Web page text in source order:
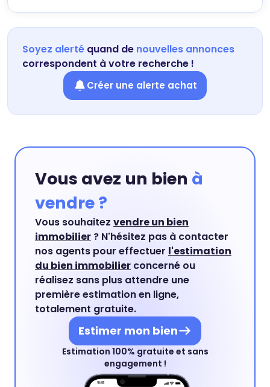
Soyez alerté quand de nouvelles annonces
correspondent à votre recherche !
Créer une alerte achat
Vous avez un bien à
vendre ?
Vous souhaitez vendre un bien
immobilier ? N'hésitez pas à contacter
nos agents pour effectuer l'estimation
du bien immobilier concerné ou
réalisez sans plus attendre une
première estimation en ligne,
totalement gratuite.
Estimer mon bien
Estimation 100% gratuite et sans
engagement !